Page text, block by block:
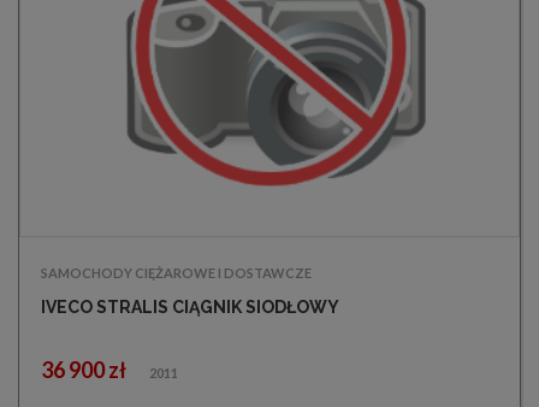
SAMOCHODY CIĘŻAROWE I DOSTAWCZE
IVECO STRALIS CIĄGNIK SIODŁOWY
36 900 zł 2011